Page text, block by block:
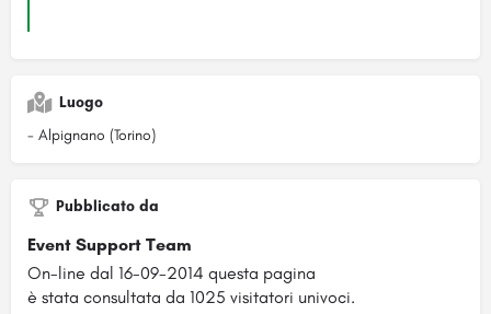
Luogo
- Alpignano (Torino)
Pubblicato da
Event Support Team
On-line dal 16-09-2014 questa pagina
è stata consultata da 1025 visitatori univoci.